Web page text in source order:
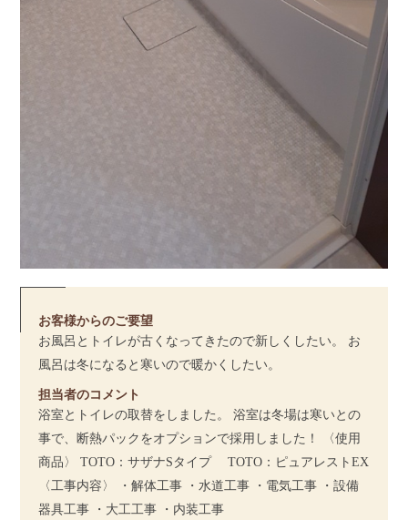
お客様からのご要望
お風呂とトイレが古くなってきたので新しくしたい。 お
風呂は冬になると寒いので暖かくしたい。
担当者のコメント
浴室とトイレの取替をしました。 浴室は冬場は寒いとの
事で、断熱パックをオプションで採用しました！ 〈使用
商品〉 TOTO：サザナSタイプ TOTO：ピュアレストEX
〈工事内容〉 ・解体工事 ・水道工事 ・電気工事 ・設備
器具工事 ・大工工事 ・内装工事